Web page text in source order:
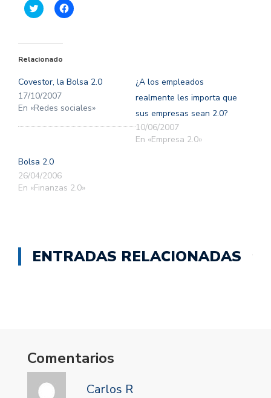
Haz
clic
Twitter
abre
una
ventana
nueva)
Haz
clic
una
ventana
Relacionado
Covestor, la Bolsa 2.0
17/10/2007
En «Redes sociales»
¿A los empleados
realmente les importa que
sus empresas sean 2.0?
10/06/2007
En «Empresa 2.0»
Bolsa 2.0
26/04/2006
En «Finanzas 2.0»
ENTRADAS RELACIONADAS
Comentarios
Carlos R